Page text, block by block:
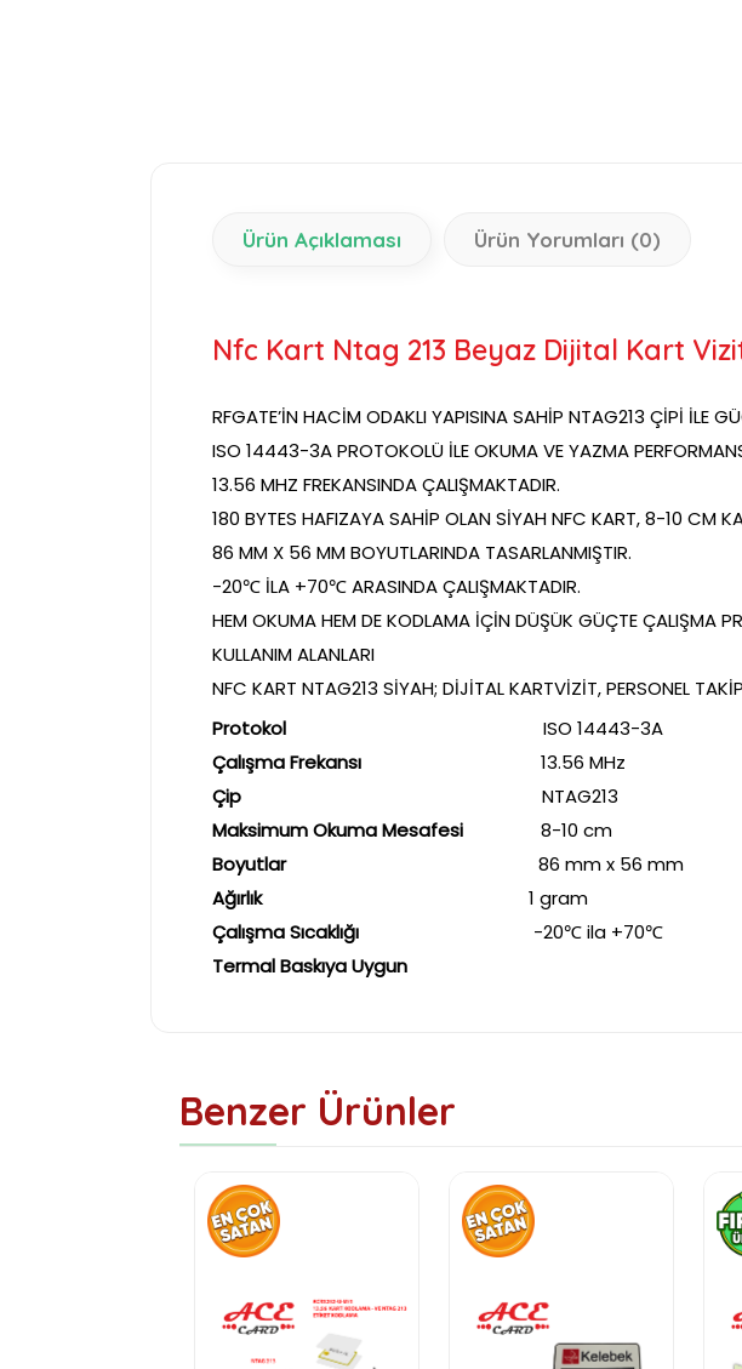
Ürün Açıklaması Ürün Yorumları (0)
Nfc Kart Ntag 213 Beyaz Dijital Kart
RFGATE’İN HACİM ODAKLI YAPISINA SAHİP NTAG213 ÇİPİ İLE
ISO 14443-3A PROTOKOLÜ İLE OKUMA VE YAZMA
13.56 MHZ FREKANSINDA ÇALIŞMAKTADIR.
180 BYTES HAFIZAYA SAHİP OLAN SİYAH NFC KART, 8-10 CM
86 MM X 56 MM BOYUTLARINDA TASARLANMIŞTIR.
-20℃ İLA +70℃ ARASINDA ÇALIŞMAKTADIR.
HEM OKUMA HEM DE KODLAMA İÇİN DÜŞÜK GÜÇTE ÇALIŞMA
KULLANIM ALANLARI
NFC KART NTAG213 SİYAH; DİJİTAL KARTVİZİT, PERSONEL
Protokol
ISO 14443-3A
Çalışma Frekansı
13.56 MHz
Çip
NTAG213
Maksimum Okuma Mesafesi 8-10 cm
Boyutlar86 mm x 56 mm
Ağırlık
1 gram
Çalışma Sıcaklığı -20℃ ila +70℃
Termal Baskıya Uygun
Benzer Ürünler